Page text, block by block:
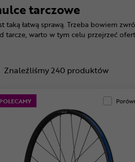
tarczowe
łatwą sprawą. Trzeba bowiem
tarcze, warto w tym celu przejrzeć
Znaleźliśmy240 produktów
POLECAMY